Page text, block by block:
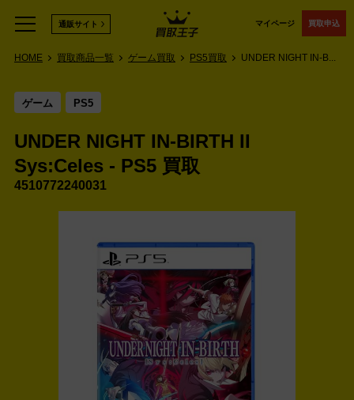
マイページ 買取申込
通販サイト
HOME 買取商品一覧 ゲーム買取 PS5買取 UNDER NIGHT IN-B...
ゲーム PS5
UNDER NIGHT IN-BIRTH II
Sys:Celes - PS5 買取
4510772240031